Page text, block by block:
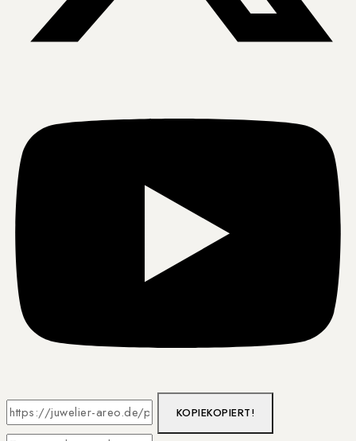
KOPIEKOPIERT!